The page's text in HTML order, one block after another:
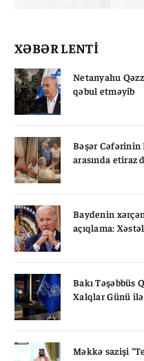
XƏBƏR LENTİ
Netanyahu
qəbul etməyib
Bəşər
arasında etiraz
Baydenin
açıqlama:
Bakı Təşəbbüs
Xalqlar Günü
Məkkə sazişi